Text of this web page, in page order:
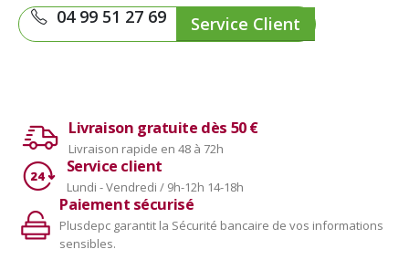
04 99 51 27 69 Service Client
Livraison gratuite dès 50 €
Livraison rapide en 48 à 72h
Service client
Lundi - Vendredi / 9h-12h 14-18h
Paiement sécurisé
Plusdepc garantit la Sécurité bancaire de vos informations
sensibles.